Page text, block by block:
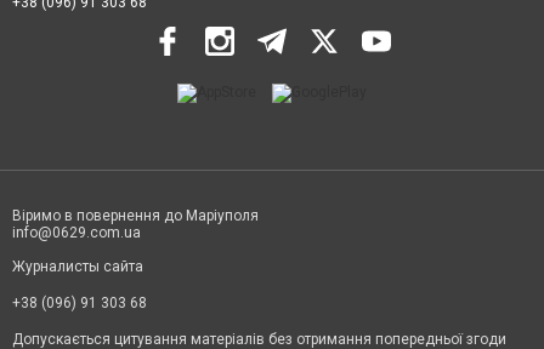
Віримо в повернення до Маріуполя
info@0629.com.ua
Журналисты сайта
+38 (096) 91 303 68
Допускається цитування матеріалів без отримання попередньої згоди